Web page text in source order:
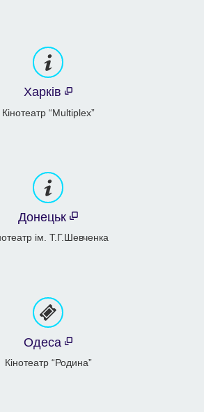
Харків
Кінотеатр “Multiplex”
Донецьк
ім. Т.Г.Шевченка
Одеса
Кінотеатр “Родина”